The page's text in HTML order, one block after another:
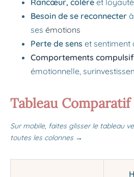
Rancœur, colère et
Besoin de se reconnecter
ses émotions
Perte de sens et sentiment
Comportements
émotionnelle,
Tableau Comparatif
Sur mobile, faites glisser le tableau
toutes les colonnes →